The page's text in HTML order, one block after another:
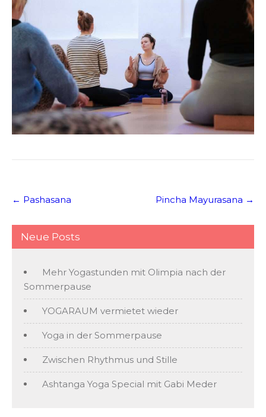
Post
navigation
← Pashasana Pincha Mayurasana →
Neue Posts
Mehr Yogastunden mit Olimpia nach der
Sommerpause
YOGARAUM vermietet wieder
Yoga in der Sommerpause
Zwischen Rhythmus und Stille
Ashtanga Yoga Special mit Gabi Meder